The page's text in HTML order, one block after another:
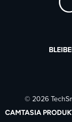
© 2026
CAMTASIA